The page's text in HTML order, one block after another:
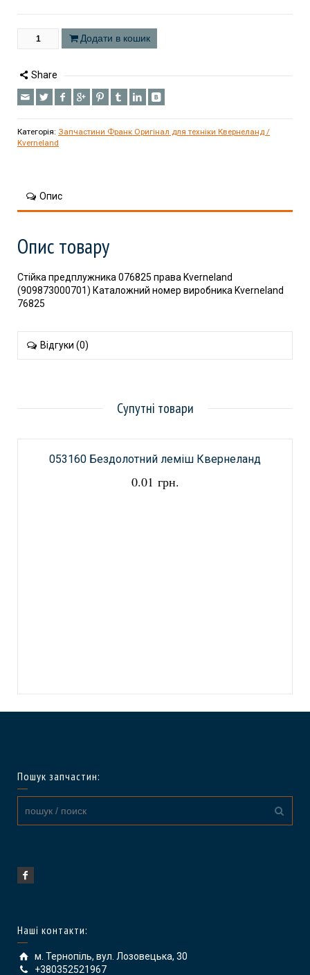
Додати в кошик
Share
Категорія: Запчастини Франк Оригінал для техніки Квернеланд /
Kverneland
Опис
Опис товару
Стійка предплужника 076825 права Kverneland
(909873000701) Каталожний номер виробника Kverneland
76825
Відгуки (0)
Супутні товари
053160 Бездолотний леміш Квернеланд
0.01 грн.
Пошук запчастин:
Наші контакти:
м. Тернопіль, вул. Лозовецька, 30
+380352521967